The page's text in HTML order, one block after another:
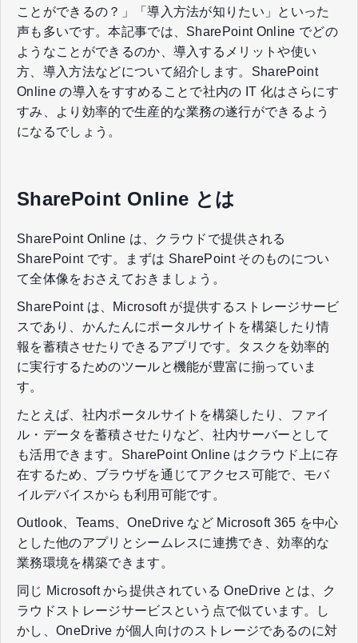
ことができるの？」「導入方法が知りたい」といった
声も多いです。本記事では、SharePoint Online でどの
ようなことができるのか、導入するメリットや使い
方、導入方法などについて紹介します。SharePoint
Online の導入をすすめることで社内の IT 化はさらにす
すみ、より効率的で生産的な業務の遂行ができるよう
になるでしょう。
SharePoint Online とは
SharePoint Online は、クラウドで提供される
SharePoint です。まずは SharePoint そのものについ
て全体像をおさえておきましょう。
SharePoint は、Microsoft が提供するストレージサービ
スであり、かんたんにポータルサイトを構築したり情
報を蓄積させたりできるアプリです。タスクを効率的
に実行するためのツールと機能が豊富に揃っていま
す。
たとえば、社内ポータルサイトを構築したり、ファイ
ル・データを蓄積させたりなど、社内サーバーとして
も活用できます。SharePoint Online はクラウド上に存
在するため、ブラウザを通じてアクセス可能で、モバ
イルデバイスからも利用可能です。
Outlook、Teams、OneDrive など Microsoft 365 を中心
とした他のアプリとシームレスに連携でき、効率的な
業務環境を構築できます。
同じ Microsoft から提供されている OneDrive とは、ク
ラウドストレージサービスという点で似ています。し
かし、OneDrive が個人向けのストレージであるのに対